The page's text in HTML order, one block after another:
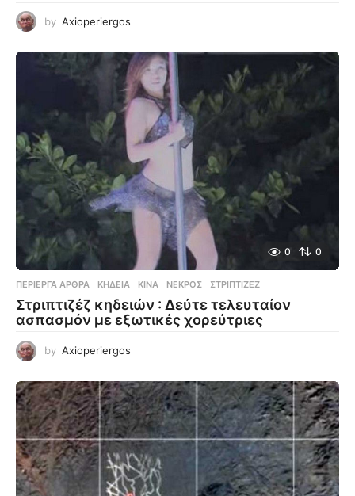
by Axioperiergos
0 0
ΠΕΡΊΕΡΓΑ ΆΡΘΡΑ ΚΗΔΕΊΑ ,ΚΊΝΑ ,ΝΕΚΡΌΣ ,ΣΤΡΙΠΤΙΖΈΖ
Στριπτιζέζ κηδειών : Δεύτε τελευταίον
ασπασμόν με εξωτικές χορεύτριες
by Axioperiergos